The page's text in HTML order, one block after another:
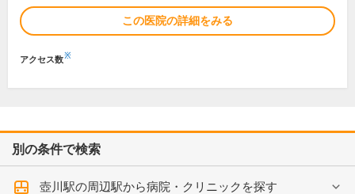
この医院の詳細をみる
アクセス数※
別の条件で検索
壺川駅の周辺駅から病院・クリニックを探す